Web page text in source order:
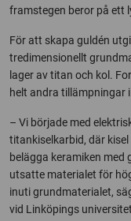
framstegen beror på ett
För att skapa guldén
tredimensionellt
lager av titan och kol.
helt andra tillämpningar
– Vi började med
titankiselkarbid, där
belägga keramiken
utsatte materialet för
inuti grundmaterialet,
vid Linköpings